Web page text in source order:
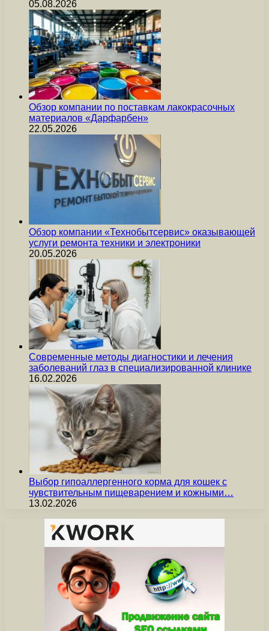
05.08.2026
Обзор компании по поставкам лакокрасочных
материалов «Дарфарбен»
22.05.2026
Обзор компании «Технобытсервис» оказывающей
услуги ремонта техники и электроники
20.05.2026
Современные методы диагностики и лечения
заболеваний глаз в специализированной клинике
16.02.2026
Выбор гипоаллергенного корма для кошек с
чувствительным пищеварением и кожными…
13.02.2026